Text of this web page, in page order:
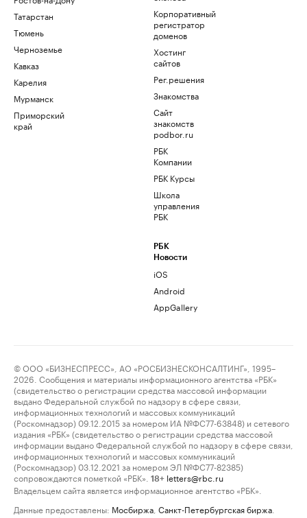
Татарстан
Тюмень
Черноземье
Кавказ
Карелия
Мурманск
Приморский
край
Корпоративный
регистратор
доменов
Хостинг
сайтов
Рег.решения
Знакомства
Сайт
знакомств
podbor.ru
РБК
Компании
РБК Курсы
Школа
управления
РБК
РБК
Новости
iOS
Android
AppGallery
© ООО «БИЗНЕСПРЕСС», АО «РОСБИЗНЕСКОНСАЛТИНГ», 1995–
2026. Сообщения и материалы информационного агентства «РБК»
(свидетельство о регистрации средства массовой информации
выдано Федеральной службой по надзору в сфере связи,
информационных технологий и массовых коммуникаций
(Роскомнадзор) 09.12.2015 за номером ИА №ФС77-63848) и сетевого
издания «РБК» (свидетельство о регистрации средства массовой
информации выдано Федеральной службой по надзору в сфере связи,
информационных технологий и массовых коммуникаций
(Роскомнадзор) 03.12.2021 за номером ЭЛ №ФС77-82385)
сопровождаются пометкой «РБК».
18+ letters@rbc.ru
Владельцем сайта является информационное агентство «РБК».
Данные предоставлены: Мосбиржа Санкт-Петербургская биржа